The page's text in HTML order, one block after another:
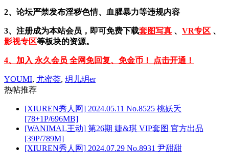
2、论坛严禁发布淫秽色情、血腥暴力等违规内容
3、注册成为本站会员，即可免费下载套图写真 、 VR专区 、
影视专区等板块的资源。
4、加入 永久会员 全网免回复、免金币！ 点击开通！
YOUMI, 尤蜜荟, 玥儿玥er
热帖推荐
[XIUREN秀人网] 2024.05.11 No.8525 桃妖夭
[78+1P/696MB]
[WANIMAL王动] 第26期 婕&琪 VIP套图 官方出品
[39P/789M]
[XIUREN秀人网] 2024.07.29 No.8931 尹甜甜